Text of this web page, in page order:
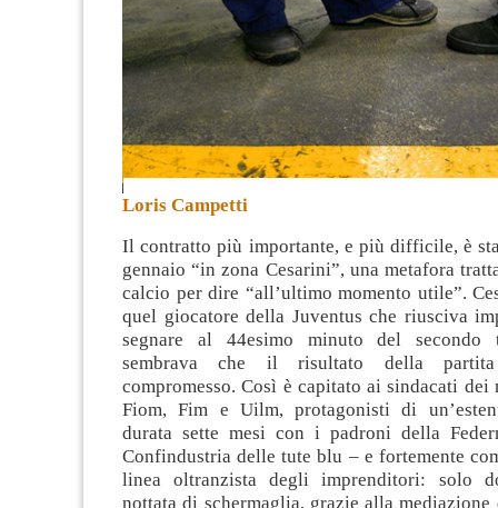
Loris Campetti
Il contratto più importante, e più difficile, è
gennaio “in zona Cesarini”, una metafora
calcio per dire “all’ultimo momento utile”.
quel giocatore della Juventus che riusciva
segnare al 44esimo minuto delsecondo
sembrava che il risultato della
compromesso. Così è capitato ai sindacati dei
Fiom, Fim e Uilm, protagonisti di
durata sette mesi con i padroni della
Confindustria delle tute blu – e fortemente
linea oltranzista degli imprenditori: solo
nottata di schermaglia, grazie alla